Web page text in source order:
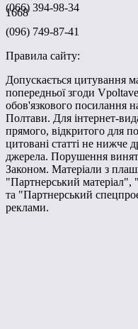
1668
(066) 394-98-34
(096) 749-87-41
Правила сайту:
Допускається цитування
попередньої згоди
обов'язкового посилання
Полтави. Для інтернет-
прямого, відкритого для
цитовані статті не нижче
джерела. Порушення
Законом. Матеріали з
"Партнерський матеріал",
та "Партнерський
реклами.